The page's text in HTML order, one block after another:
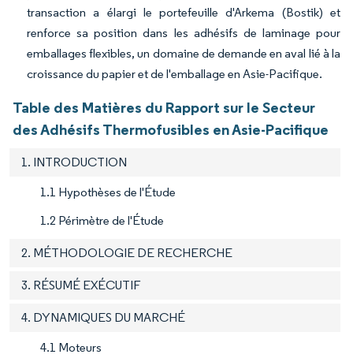
transaction a élargi le portefeuille d'Arkema (Bostik) et
renforce sa position dans les adhésifs de laminage pour
emballages flexibles, un domaine de demande en aval lié à la
croissance du papier et de l'emballage en Asie-Pacifique.
Table des Matières du Rapport sur le Secteur
des Adhésifs Thermofusibles en Asie-Pacifique
1. INTRODUCTION
1.1 Hypothèses de l'Étude
1.2 Périmètre de l'Étude
2. MÉTHODOLOGIE DE RECHERCHE
3. RÉSUMÉ EXÉCUTIF
4. DYNAMIQUES DU MARCHÉ
4.1 Moteurs